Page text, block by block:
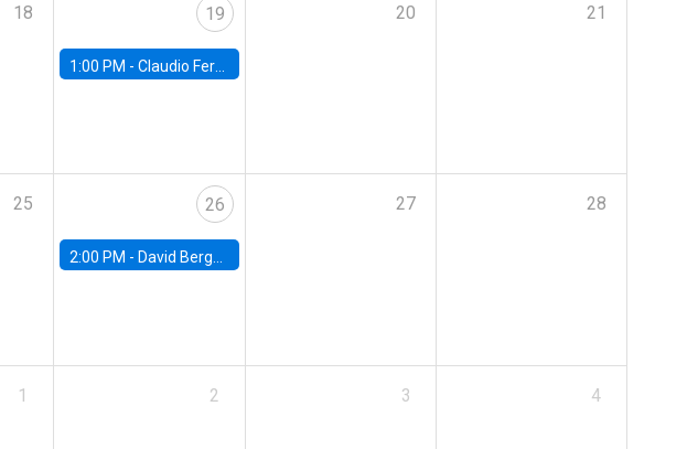
18 19
1:00 PM - Claudio Ferraz, British Columbia
20 21
25 26
2:00 PM - David Berger, Duke
27 28
1 2 3 4